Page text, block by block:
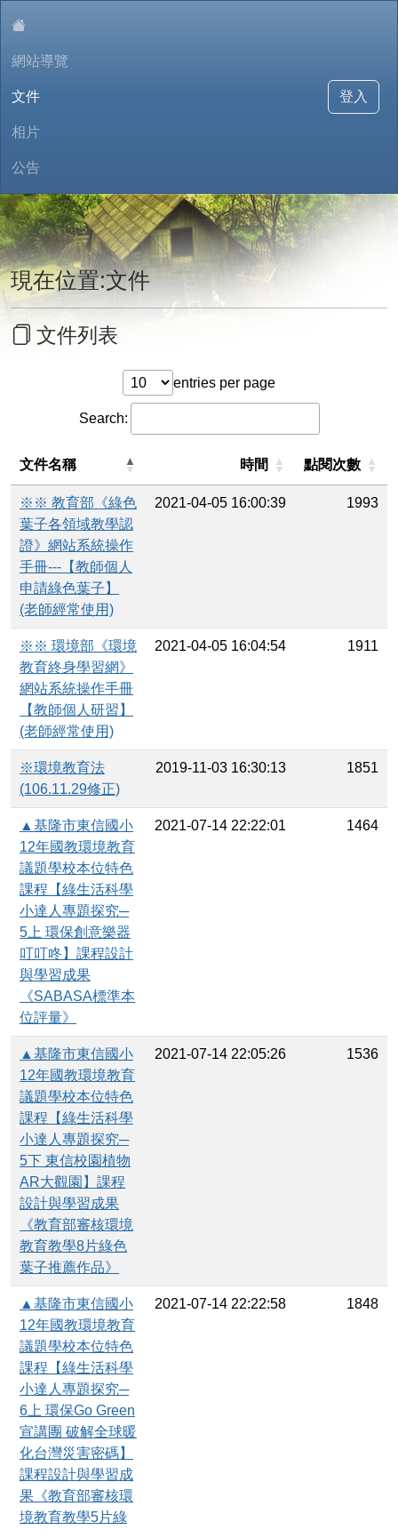
網站導覽
文件
相片
公告
登入
現在位置:文件
文件列表
entries per page
Search:
文件名稱 時間 點閱次數
※※ 教育部《綠色
葉子各領域教學認
證》網站系統操作
手冊---【教師個人
申請綠色葉子】
(老師經常使用)
2021-04-05 16:00:39 1993
※※ 環境部《環境
教育終身學習網》
網站系統操作手冊
【教師個人研習】
(老師經常使用)
2021-04-05 16:04:54 1911
※環境教育法
(106.11.29修正)
2019-11-03 16:30:13 1851
▲基隆市東信國小
12年國教環境教育
議題學校本位特色
課程【綠生活科學
小達人專題探究─
5上 環保創意樂器
叮叮咚】課程設計
與學習成果
《SABASA標準本
位評量》
2021-07-14 22:22:01 1464
▲基隆市東信國小
12年國教環境教育
議題學校本位特色
課程【綠生活科學
小達人專題探究─
5下 東信校園植物
AR大觀園】課程
設計與學習成果
《教育部審核環境
教育教學8片綠色
葉子推薦作品》
2021-07-14 22:05:26 1536
▲基隆市東信國小
12年國教環境教育
議題學校本位特色
課程【綠生活科學
小達人專題探究─
6上 環保Go Green
宣講團 破解全球暖
化台灣災害密碼】
課程設計與學習成
果《教育部審核環
境教育教學5片綠
2021-07-14 22:22:58 1848